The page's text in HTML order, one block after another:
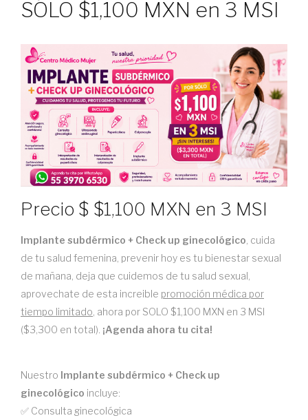
SÓLO $1,100 MXN en 3 MSI
Precio $ $1,100 MXN en 3 MSI
Implante subdérmico + Check up ginecológico , cuida
de tu salud femenina, prevenir hoy es tu bienestar sexual
de mañana, deja que cuidemos de tu salud sexual,
aprovechate de esta increible promoción médica por
tiempo limitado , ahora por SOLO $1,100 MXN en 3 MSI
($3,300 en total). ¡Agenda ahora tu cita!
Nuestro Implante subdérmico + Check up
ginecológico incluye:
✅ Consulta ginecológica